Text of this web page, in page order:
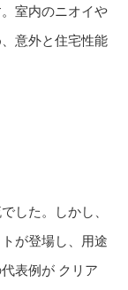
室内のニオイや
意外と住宅性能
した。しかし、
が登場し、用途
表例が クリア